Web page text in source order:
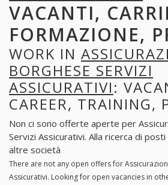
VACANTI,
FORMAZIONE,
WORK IN
BORGHESE SERVIZI
ASSICURATIVI:
CAREER, TRAINING,
Non ci sono offerte aperte per
Servizi Assicurativi. Alla ricerca di
altre società
There are not any open offers for
Assicurativi. Looking for open vacancies in